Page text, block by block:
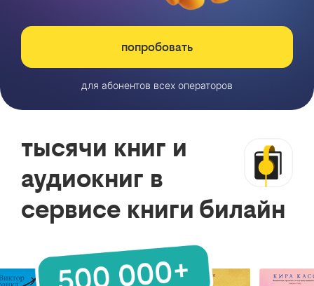
попробовать
для абонентов всех операторов
тысячи книг и
аудиокниг в
сервисе книги билайн